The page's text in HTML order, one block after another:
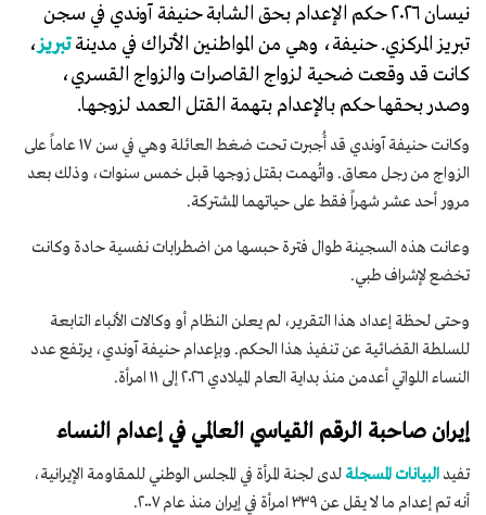
نيسان ٢٠٢٦ حكم الإعدام بحق الشابة حنيفة آوندي في سجن
تبريز المركزي. حنيفة، وهي من المواطنين الأتراك في مدينةتبريز،
كانت قد وقعت ضحية لزواج القاصرات والزواج القسري،
وصدر بحقها حكم بالإعدام بتهمة القتل العمد لزوجها.
وكانت حنيفة آوندي قد أُجبرت تحت ضغط العائلة وهي في سن ١٧ عاماً على
الزواج من رجل معاق. واتُهمت بقتل زوجها قبل خمس سنوات، وذلك بعد
مرور أحد عشر شهراً فقط على حياتهما المشتركة.
وعانت هذه السجينة طوال فترة حبسها من اضطرابات نفسية حادة وكانت
تخضع لإشراف طبي.
وحتى لحظة إعداد هذا التقرير، لم يعلن النظام أو وكالات الأنباء التابعة
للسلطة القضائية عن تنفيذ هذا الحكم. وبإعدام حنيفة آوندي، يرتفع عدد
النساء اللواتي أعدمن منذ بداية العام الميلادي ٢٠٢٦ إلى ١١ امرأة.
إيران صاحبة الرقم القياسي العالمي في إعدام النساء
تفيد البيانات المسجلة لدى لجنة المرأة في المجلس الوطني للمقاومة الإيرانية،
أنه تم إعدام ما لا يقل عن ٣٣٩ امرأة في إيران منذ عام ٢٠٠٧.